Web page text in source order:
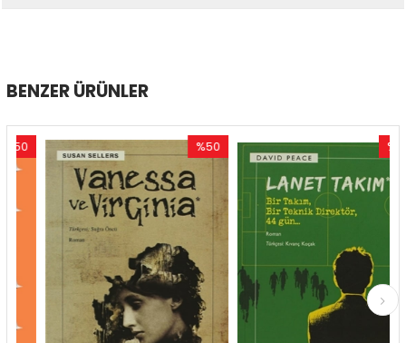
BENZER ÜRÜNLER
İndirim
%50İndirim
%50